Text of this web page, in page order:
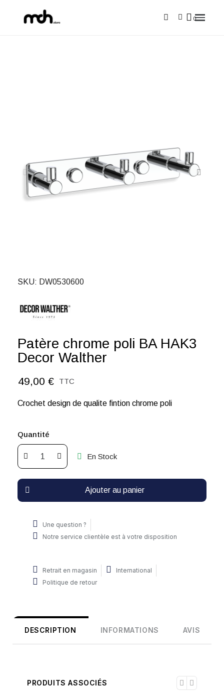
SKU DW0530600
Patère chrome poli BA HAK3
Decor Walther
49,00 € TTC
Crochet design de qualite fintion chrome poli
Quantité
En Stock
Ajouter au panier
Une question ?
Notre service clientèle est à votre disposition
Retrait en magasin
International
Politique de retour
DESCRIPTION INFORMATIONS AVIS
PRODUITS ASSOCIÉS